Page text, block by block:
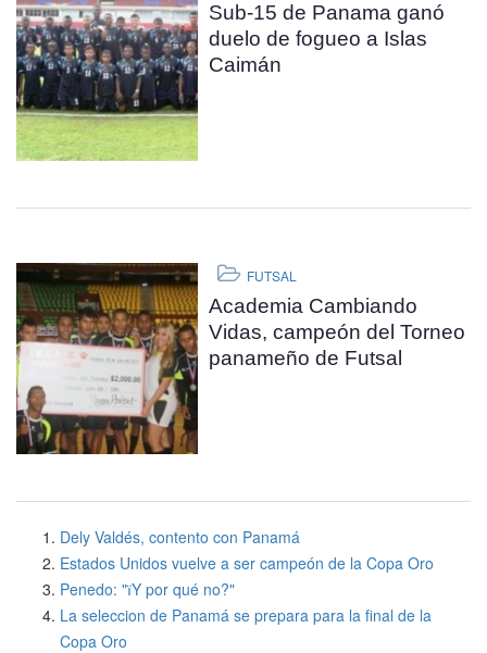
Sub-15 de Panama ganó
duelo de fogueo a Islas
Caimán
FUTSAL
Academia Cambiando
Vidas, campeón del Torneo
panameño de Futsal
Dely Valdés, contento con Panamá
Estados Unidos vuelve a ser campeón de la Copa Oro
Penedo: "їY por qué no?"
La seleccion de Panamá se prepara para la final de la
Copa Oro